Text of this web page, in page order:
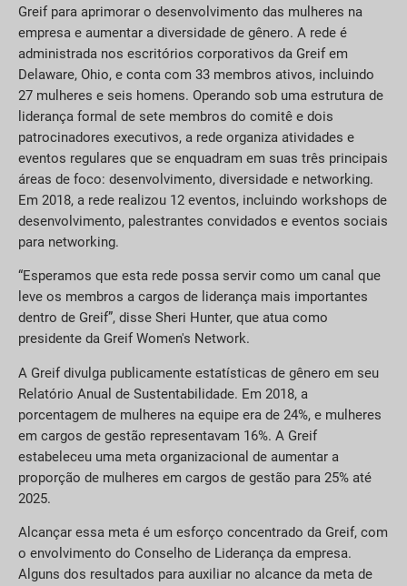
Greif para aprimorar o desenvolvimento das mulheres na
empresa e aumentar a diversidade de gênero. A rede é
administrada nos escritórios corporativos da Greif em
Delaware, Ohio, e conta com 33 membros ativos, incluindo
27 mulheres e seis homens. Operando sob uma estrutura de
liderança formal de sete membros do comitê e dois
patrocinadores executivos, a rede organiza atividades e
eventos regulares que se enquadram em suas três principais
áreas de foco: desenvolvimento, diversidade e networking.
Em 2018, a rede realizou 12 eventos, incluindo workshops de
desenvolvimento, palestrantes convidados e eventos sociais
para networking.
“Esperamos que esta rede possa servir como um canal que
leve os membros a cargos de liderança mais importantes
dentro de Greif”, disse Sheri Hunter, que atua como
presidente da Greif Women's Network.
A Greif divulga publicamente estatísticas de gênero em seu
Relatório Anual de Sustentabilidade. Em 2018, a
porcentagem de mulheres na equipe era de 24%, e mulheres
em cargos de gestão representavam 16%. A Greif
estabeleceu uma meta organizacional de aumentar a
proporção de mulheres em cargos de gestão para 25% até
2025.
Alcançar essa meta é um esforço concentrado da Greif, com
o envolvimento do Conselho de Liderança da empresa.
Alguns dos resultados para auxiliar no alcance da meta de